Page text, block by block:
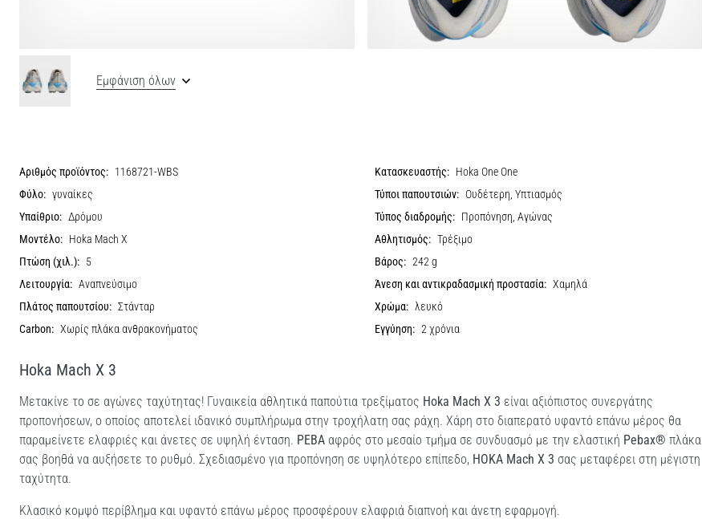
Εμφάνιση όλων
Αριθμός προϊόντος: 1168721-WBS Κατασκευαστής: Hoka One One
Φύλο: γυναίκες Τύποι παπουτσιών: Ουδέτερη, Υπτιασμός
Υπαίθριο: Δρόμου Τύπος διαδρομής: Προπόνηση, Αγώνας
Μοντέλο: Hoka Mach X Αθλητισμός: Τρέξιμο
Πτώση (χιλ.): 5 Βάρος: 242 g
Λειτουργία: Αναπνεύσιμο Άνεση και αντικραδασμική προστασία: Χαμηλά
Πλάτος παπουτσίου: Στάνταρ Χρώμα: λευκό
Carbon: Χωρίς πλάκα ανθρακονήματος Εγγύηση: 2 χρόνια
Hoka Mach X 3
Μετακίνε το σε αγώνες ταχύτητας! Γυναικεία αθλητικά παπούτια τρεξίματος Hoka Mach X 3 είναι αξιόπιστος συνεργάτης
προπονήσεων, ο οποίος αποτελεί ιδανικό συμπλήρωμα στην τροχήλατη σας ράχη. Χάρη στο διαπερατό υφαντό επάνω μέρος θα
παραμείνετε ελαφριές και άνετες σε υψηλή ένταση. PEBA αφρός στο μεσαίο τμήμα σε συνδυασμό με την ελαστική Pebax® πλάκα
σας βοηθά να αυξήσετε το ρυθμό. Σχεδιασμένο για προπόνηση σε υψηλότερο επίπεδο, HOKA Mach X 3 σας μεταφέρει στη μέγιστη
ταχύτητα.
Κλασικό κομψό περίβλημα και υφαντό επάνω μέρος προσφέρουν ελαφριά διαπνοή και άνετη εφαρμογή.